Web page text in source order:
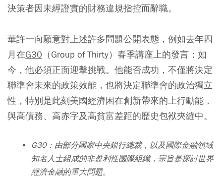
決策者因未經證實的財務違規指控而辭職。
華許一向願意對上述許多問題公開表態，例如去年四
月在G30 （Group of Thirty）春季講座上的發言；如
今，他必須正面迎擊挑戰。他能否成功，不僅將決定
聯準會未來的政策效能，也將決定聯準會的政治獨立
性，特別是此刻美國經濟困在創新帶來的上行動能，
與高債務、高赤字及高貧富差距的歷史包袱夾縫中。
G30：由部分國家中央銀行總裁，以及國際金融領域
知名人士組成的非盈利性國際組織，宗旨是探討世界
經濟金融的重大問題。